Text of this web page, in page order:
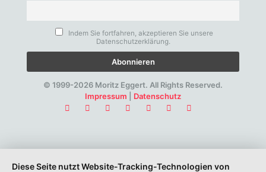
Indem Sie fortfahren, akzeptieren Sie unsere
Datenschutzerklärung.
© 1999-2026 Moritz Eggert. All Rights Reserved.
Impressum
Datenschutz
Diese Seite nutzt Website-Tracking-Technologien von